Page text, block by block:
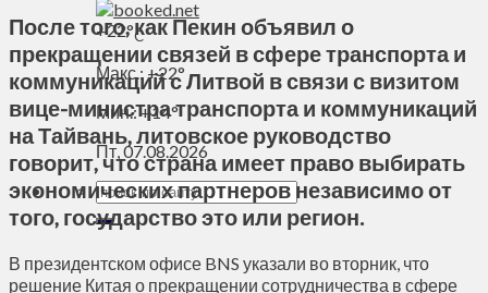
+22°C
Макс.:+22°
Мин.:+14°
Пт, 07.08.2026
После того, как Пекин объявил о
прекращении связей в сфере транспорта и
коммуникаций с Литвой в связи с визитом
вице-министра транспорта и коммуникаций
на Тайвань, литовское руководство
говорит, что страна имеет право выбирать
экономических партнеров независимо от
того, государство это или регион.
В президентском офисе BNS указали во вторник, что
решение Китая о прекращении сотрудничества в сфере